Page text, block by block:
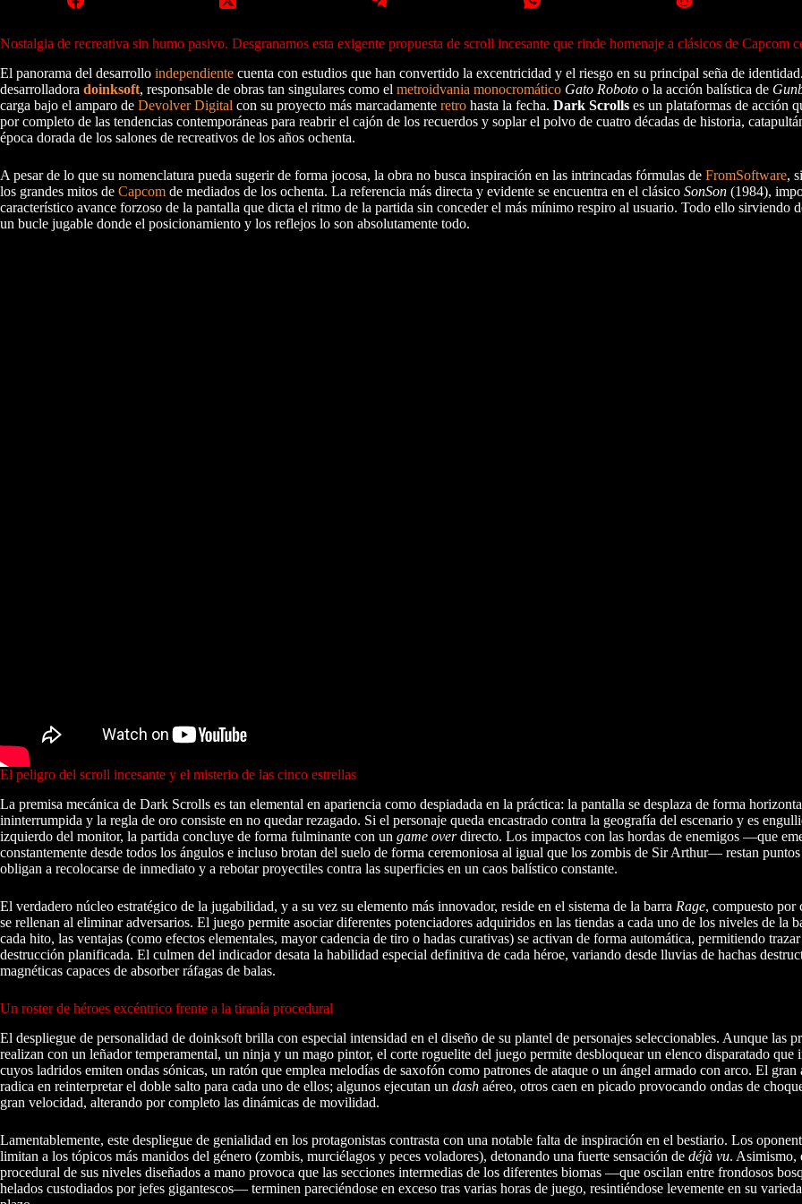
Nostalgia de recreativa sin humo pasivo. Desgranamos esta exigente propuesta de scroll incesante que rinde homenaje a clásicos de Capcom
El panorama del desarrollo independiente cuenta con estudios que han convertido la excentricidad y el riesgo en su principal seña de
desarrolladora doinksoft, responsable de obras tan singulares como el metroidvania monocromático Gato Roboto o la acción balística de
carga bajo el amparo de Devolver Digital con su proyecto más marcadamente retro hasta la fecha. Dark Scrolls es un plataformas de acción
por completo de las tendencias contemporáneas para reabrir el cajón de los recuerdos y soplar el polvo de cuatro décadas de historia,
época dorada de los salones de recreativos de los años ochenta.
A pesar de lo que su nomenclatura pueda sugerir de forma jocosa, la obra no busca inspiración en las intrincadas fórmulas de FromSoftware,
los grandes mitos de Capcom de mediados de los ochenta. La referencia más directa y evidente se encuentra en el clásico SonSon (1984),
característico avance forzoso de la pantalla que dicta el ritmo de la partida sin conceder el más mínimo respiro al usuario. Todo ello sirviendo
un bucle jugable donde el posicionamiento y los reflejos lo son absolutamente todo.
El peligro del scroll incesante y el misterio de las cinco estrellas
La premisa mecánica de Dark Scrolls es tan elemental en apariencia como despiadada en la práctica: la pantalla se desplaza de forma
ininterrumpida y la regla de oro consiste en no quedar rezagado. Si el personaje queda encastrado contra la geografía del escenario y es
izquierdo del monitor, la partida concluye de forma fulminante con un game overdirecto. Los impactos con las hordas de enemigos —que
constantemente desde todos los ángulos e incluso brotan del suelo de forma ceremoniosa al igual que los zombis de Sir Arthur— restan
obligan a recolocarse de inmediato y a rebotar proyectiles contra las superficies en un caos balístico constante.
El verdadero núcleo estratégico de la jugabilidad, y a su vez su elemento más innovador, reside en el sistema de la barra Rage, compuesto por
se rellenan al eliminar adversarios. El juego permite asociar diferentes potenciadores adquiridos en las tiendas a cada uno de los niveles de la
cada hito, las ventajas (como efectos elementales, mayor cadencia de tiro o hadas curativas) se activan de forma automática, permitiendo
destrucción planificada. El culmen del indicador desata la habilidad especial definitiva de cada héroe, variando desde lluvias de hachas
magnéticas capaces de absorber ráfagas de balas.
Un roster de héroes excéntrico frente a la tiranía procedural
El despliegue de personalidad de doinksoft brilla con especial intensidad en el diseño de su plantel de personajes seleccionables. Aunque las
realizan con un leñador temperamental, un ninja y un mago pintor, el corte roguelite del juego permite desbloquear un elenco disparatado que
cuyos ladridos emiten ondas sónicas, un ratón que emplea melodías de saxofón como patrones de ataque o un ángel armado con arco. El gran
radica en reinterpretar el doble salto para cada uno de ellos; algunos ejecutan un dash aéreo, otros caen en picado provocando ondas de
gran velocidad, alterando por completo las dinámicas de movilidad.
Lamentablemente, este despliegue de genialidad en los protagonistas contrasta con una notable falta de inspiración en el bestiario. Los
limitan a los tópicos más manidos del género (zombis, murciélagos y peces voladores), detonando una fuerte sensación de déjà vu. Asimismo,
procedural de sus niveles diseñados a mano provoca que las secciones intermedias de los diferentes biomas —que oscilan entre frondosos
helados custodiados por jefes gigantescos— terminen pareciéndose en exceso tras varias horas de juego, resintiéndose levemente en su